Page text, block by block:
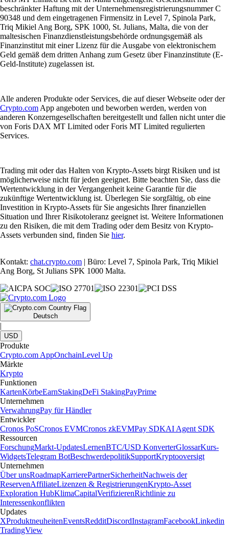
beschränkter Haftung mit der Unternehmensregistrierungsnummer C
90348 und dem eingetragenen Firmensitz in Level 7, Spinola Park,
Triq Mikiel Ang Borg, SPK 1000, St. Julians, Malta, die von der
maltesischen Finanzdienstleistungsbehörde ordnungsgemäß als
Finanzinstitut mit einer Lizenz für die Ausgabe von elektronischem
Geld gemäß dem dritten Anhang zum Gesetz über Finanzinstitute (E-
Geld-Institute) zugelassen ist.
Alle anderen Produkte oder Services, die auf dieser Webseite oder der
Crypto.com App angeboten und beworben werden, werden von
anderen Konzerngesellschaften bereitgestellt und fallen nicht unter die
von Foris DAX MT Limited oder Foris MT Limited regulierten
Services.
Trading mit oder das Halten von Krypto-Assets birgt Risiken und ist
möglicherweise nicht für jeden geeignet. Bitte beachten Sie, dass die
Wertentwicklung in der Vergangenheit keine Garantie für die
zukünftige Wertentwicklung ist. Überlegen Sie sorgfältig, ob eine
Investition in Krypto-Assets für Sie angesichts Ihrer finanziellen
Situation und Ihrer Risikotoleranz geeignet ist. Weitere Informationen
zu den Risiken, die mit dem Trading oder dem Besitz von Krypto-
Assets verbunden sind, finden Sie hier.
Kontakt: chat.crypto.com | Büro: Level 7, Spinola Park, Triq Mikiel
Ang Borg, St Julians SPK 1000 Malta.
Deutsch
|
USD
Produkte
Crypto.com AppOnchainLevel Up
Märkte
Krypto
Funktionen
KartenKörbeEarnStakingDeFi StakingPayPrime
Unternehmen
VerwahrungPay für Händler
Entwickler
Cronos PoSCronos EVMCronos zkEVMPay SDKAI Agent SDK
Ressourcen
ForschungMarkt-UpdatesLernenBTC/USD KonverterGlossarKurs-
WidgetsTelegram BotBeschwerdepolitikSupportKryptooversigt
Unternehmen
Über unsRoadmapKarrierePartnerSicherheitNachweis der
ReservenAffiliateLizenzen & RegistrierungenKrypto-Asset
Exploration HubKlimaCapitalVerifizierenRichtlinie zu
Interessenkonflikten
Updates
XProduktneuheitenEventsRedditDiscordInstagramFacebookLinkedin
TradingView